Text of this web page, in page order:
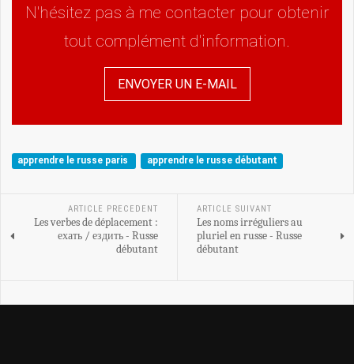
N'hésitez pas à me contacter pour obtenir
tout complément d'information.
ENVOYER UN E-MAIL
apprendre le russe paris apprendre le russe débutant
ARTICLE PRECEDENT
Les verbes de déplacement :
ехать / ездить - Russe
débutant
ARTICLE SUIVANT
Les noms irréguliers au
pluriel en russe - Russe
débutant